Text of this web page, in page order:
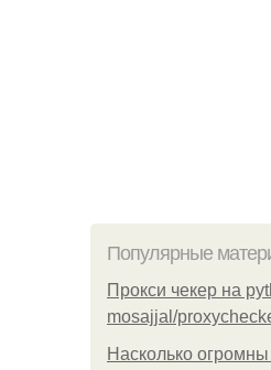
Популярные
Прокси чекер на
mosajjal/
Насколько